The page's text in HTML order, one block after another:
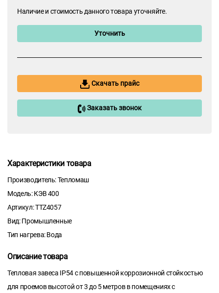
Наличие и стоимость данного товара уточняйте.
Уточнить
Скачать прайс
Заказать звонок
Характеристики товара
Производитель: Тепломаш
Модель: КЭВ 400
Артикул: TTZ4057
Вид: Промышленные
Тип нагрева: Вода
Описание товара
Тепловая завеса IP54 с повышенной коррозионной стойкостью
для проемов высотой от 3 до 5 метров в помещениях с